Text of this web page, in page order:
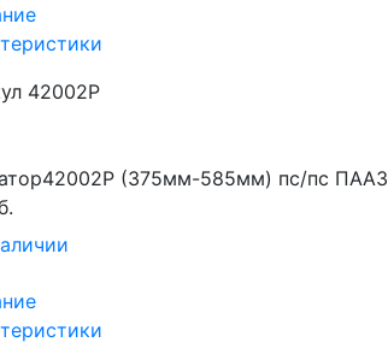
42002Р
(375мм-585мм) пс/пс ПААЗ